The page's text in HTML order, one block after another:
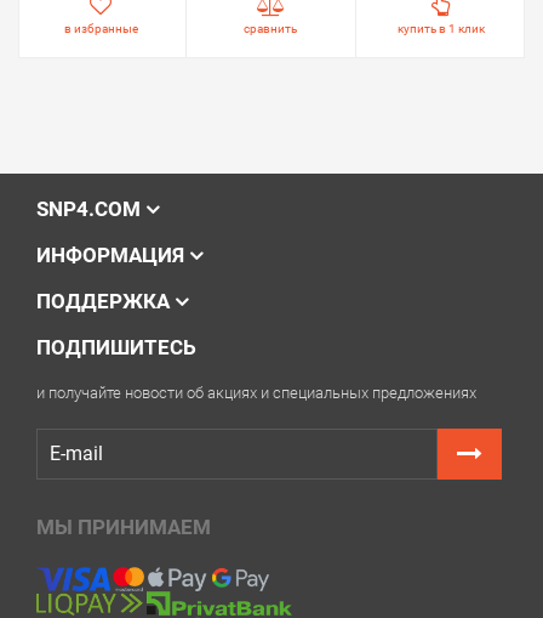
в избранные сравнить купить в 1 клик
SNP4.COM
ИНФОРМАЦИЯ
ПОДДЕРЖКА
ПОДПИШИТЕСЬ
и получайте новости об акциях и специальных предложениях
МЫ ПРИНИМАЕМ